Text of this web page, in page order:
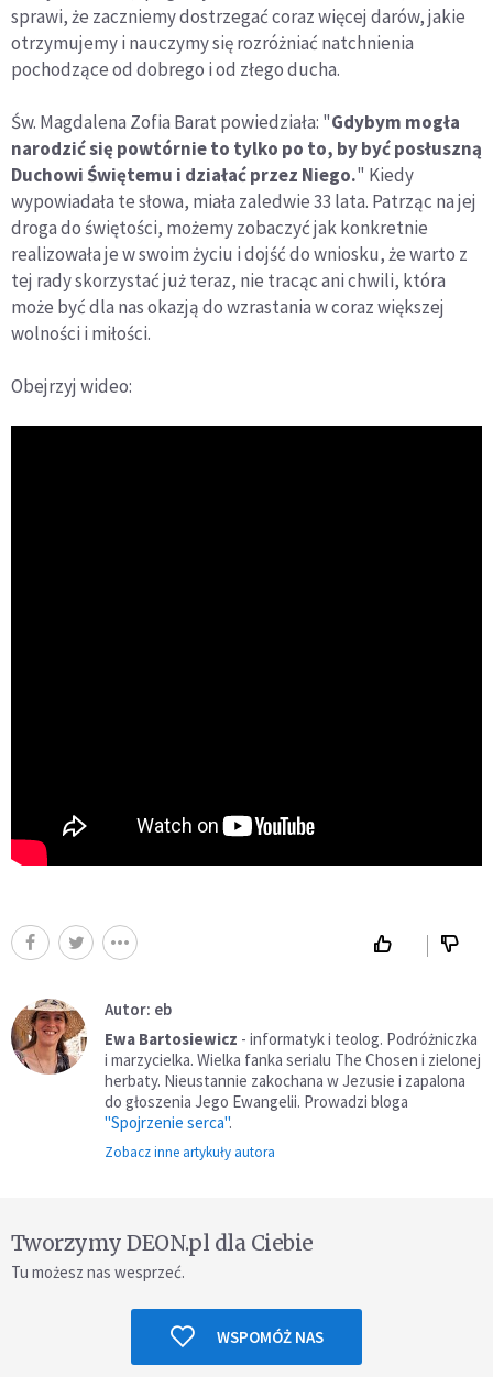
sprawi, że zaczniemy dostrzegać coraz więcej darów, jakie
otrzymujemy i nauczymy się rozróżniać natchnienia
pochodzące od dobrego i od złego ducha.
Św. Magdalena Zofia Barat powiedziała: "Gdybym mogła
narodzić się powtórnie to tylko po to, by być posłuszną
Duchowi Świętemu i działać przez Niego." Kiedy
wypowiadała te słowa, miała zaledwie 33 lata. Patrząc na jej
droga do świętości, możemy zobaczyć jak konkretnie
realizowała je w swoim życiu i dojść do wniosku, że warto z
tej rady skorzystać już teraz, nie tracąc ani chwili, która
może być dla nas okazją do wzrastania w coraz większej
wolności i miłości.
Obejrzyj wideo:
Autor: eb
Ewa Bartosiewicz - informatyk i teolog. Podróżniczka
i marzycielka. Wielka fanka serialu The Chosen i zielonej
herbaty. Nieustannie zakochana w Jezusie i zapalona
do głoszenia Jego Ewangelii. Prowadzi bloga
"Spojrzenie serca".
Zobacz inne artykuły autora
Tworzymy DEON.pl dla Ciebie
Tu możesz nas wesprzeć.
WSPOMÓŻ NAS